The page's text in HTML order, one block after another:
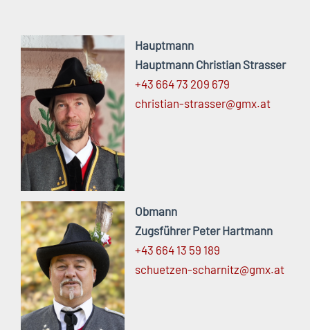
Hauptmann
Hauptmann Christian Strasser
+43 664 73 209 679
christian-strasser@gmx.at
Obmann
Zugsführer Peter Hartmann
+43 664 13 59 189
schuetzen-scharnitz@gmx.at